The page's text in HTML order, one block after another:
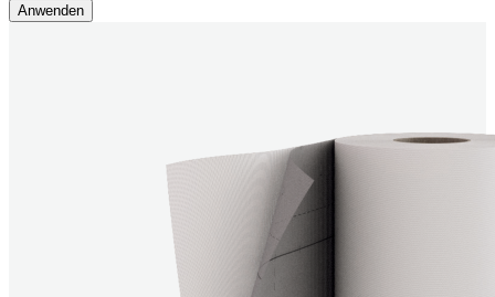
Anwenden